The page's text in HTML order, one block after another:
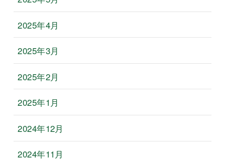
2025年4月
2025年3月
2025年2月
2025年1月
2024年12月
2024年11月